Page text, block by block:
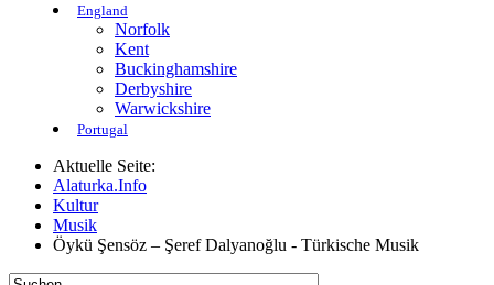
England
Norfolk
Kent
Buckinghamshire
Derbyshire
Warwickshire
Portugal
Aktuelle Seite:
Alaturka.Info
Kultur
Musik
Öykü Şensöz – Şeref Dalyanoğlu - Türkische Musik